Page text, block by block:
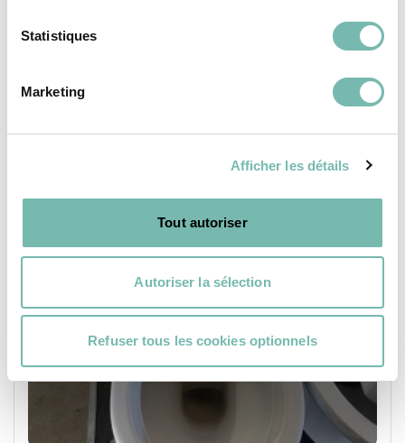
Statistiques
Marketing
Afficher les détails
Tout autoriser
Autoriser la sélection
Refuser tous les cookies optionnels